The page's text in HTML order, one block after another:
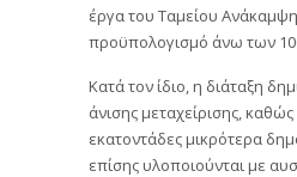
έργα του Ταμείου
προϋπολογισμό άνω των
Κατά τον ίδιο, η διάταξη
άνισης μεταχείρισης, καθώς
εκατοντάδες μικρότερα
επίσης υλοποιούνται με